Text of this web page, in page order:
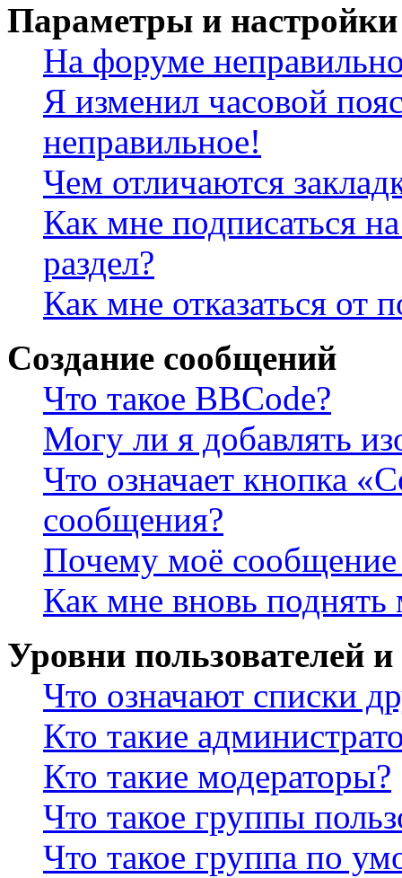
Параметры и настройки
На форуме
Я изменил часовой
неправильное!
Чем отличаются
Как мне подписаться
раздел?
Как мне отказаться от
Создание сообщений
Что такое BBCode?
Могу ли я добавлять
Что означает кнопка
сообщения?
Почему моё сообщение
Как мне вновь
Уровни пользователей
Что означают списки
Кто такие
Кто такие модераторы?
Что такое группы
Что такое группа по